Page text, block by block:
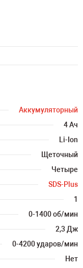
Аккумуляторный
4 Ач
Li-Ion
Щеточный
Четыре
SDS-Plus
1
0-1400 об/мин
2,3 Дж
0-4200 ударов/мин
Нет